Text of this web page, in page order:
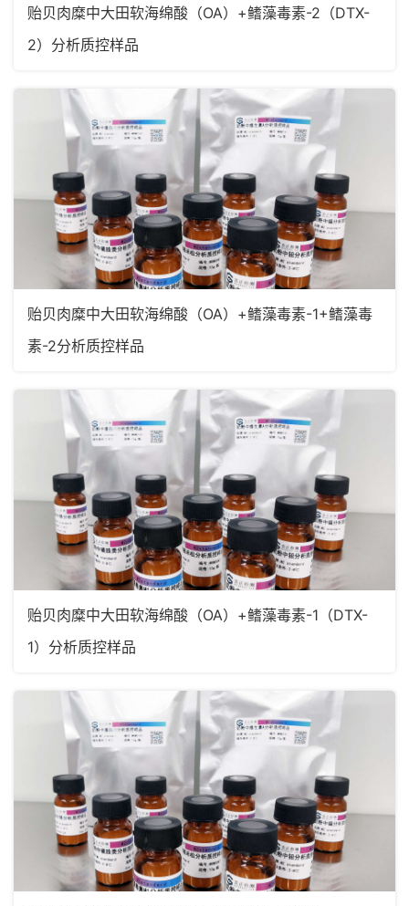
贻贝肉糜中大田软海绵酸（OA）+鳍藻毒素-2（DTX-
2）分析质控样品
贻贝肉糜中大田软海绵酸（OA）+鳍藻毒素-1+鳍藻毒
素-2分析质控样品
贻贝肉糜中大田软海绵酸（OA）+鳍藻毒素-1（DTX-
1）分析质控样品